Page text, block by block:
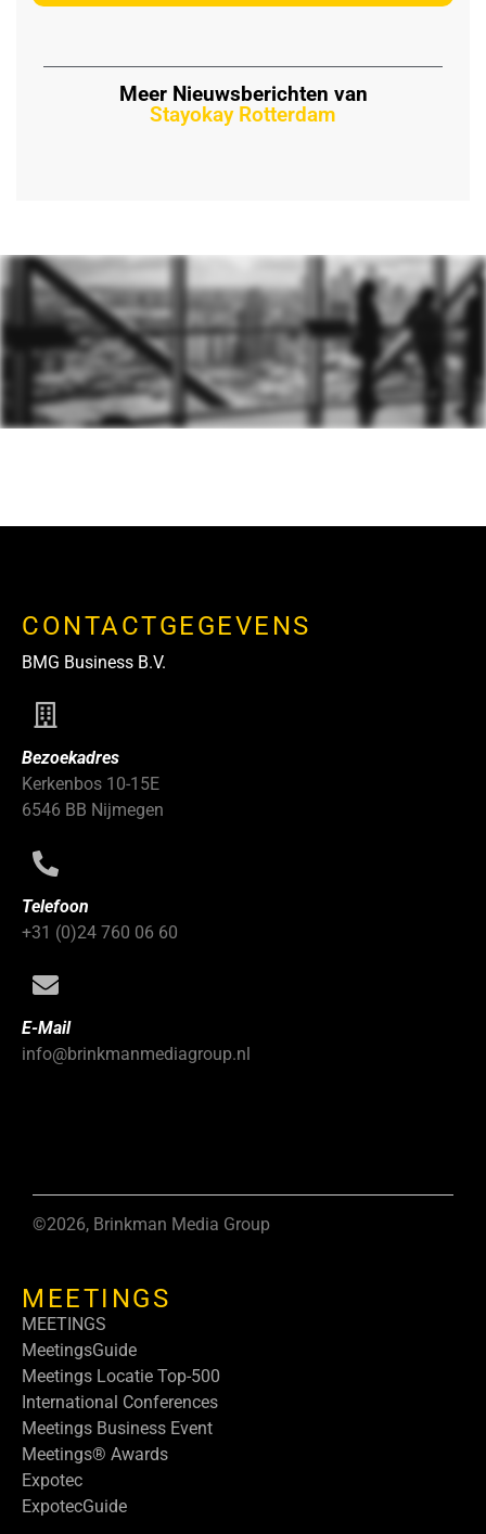
Meer Nieuwsberichten van
Stayokay Rotterdam
CONTACTGEGEVENS
BMG Business B.V.
Bezoekadres
Kerkenbos 10-15E
6546 BB Nijmegen
Telefoon
+31 (0)24 760 06 60
E-Mail
info@brinkmanmediagroup.nl
©2026, Brinkman Media Group
MEETINGS
MEETINGS
MeetingsGuide
Meetings Locatie Top-500
International Conferences
Meetings Business Event
Meetings® Awards
Expotec
ExpotecGuide